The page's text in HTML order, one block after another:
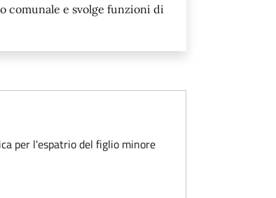
comunale e svolge funzioni di
per l'espatrio del figlio minore